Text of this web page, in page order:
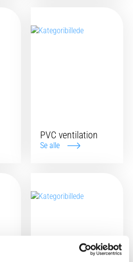
PVC ventilation
Se alle